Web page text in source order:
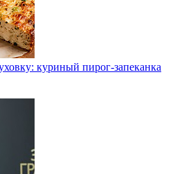
куриный пирог-запеканка